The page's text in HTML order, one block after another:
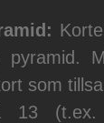
pyramid.
som
13 (t.ex.